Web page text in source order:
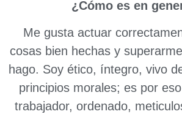
¿Cómo es en
Me gusta actuar
cosas bien hechas y
hago. Soy ético, íntegro, vivo
principios morales; es por
trabajador, ordenado,